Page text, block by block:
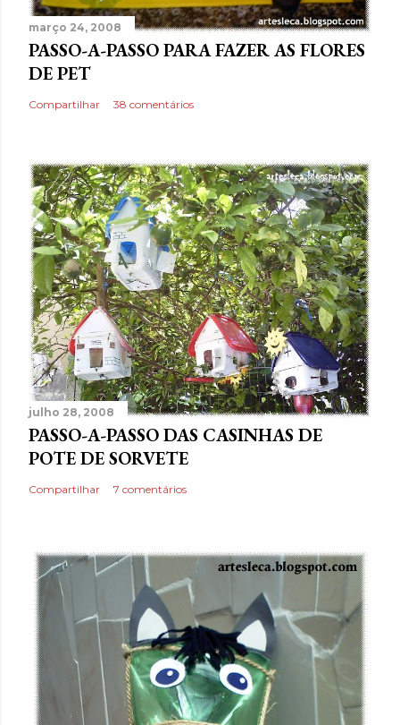
março 24, 2008
PASSO-A-PASSO PARA FAZER AS FLORES
DE PET
Compartilhar 38 comentários
julho 28, 2008
PASSO-A-PASSO DAS CASINHAS DE
POTE DE SORVETE
Compartilhar 7 comentários